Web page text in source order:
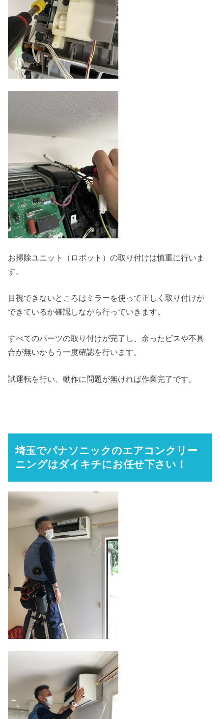
お掃除ユニット（ロボット）の取り付けは慎重に行いま
す。
目視できないところはミラーを使って正しく取り付けが
できているか確認しながら行っていきます。
すべてのパーツの取り付けが完了し、余ったビスや不具
合が無いかもう一度確認を行います。
試運転を行い、動作に問題が無ければ作業完了です。
埼玉でパナソニックのエアコンクリー
ニングはダイキチにお任せ下さい！